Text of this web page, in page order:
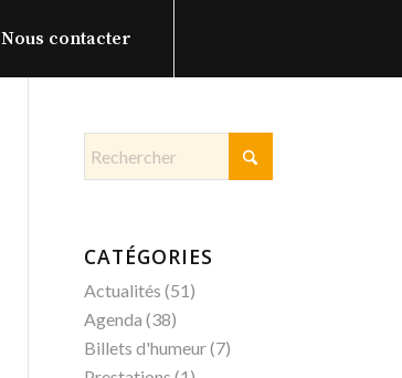
Nous contacter
CATÉGORIES
Actualités (51)
Agenda (38)
Billets d'humeur(7)